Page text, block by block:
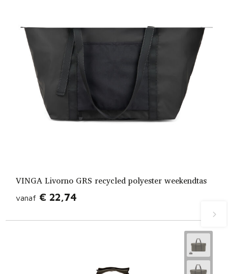
VINGA Livorno GRS recycled polyester weekendtas
vanaf € 22,74